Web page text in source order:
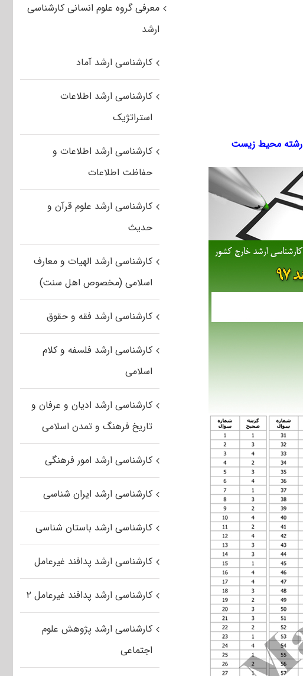
رشته محیط زیست
معرفی گروه علوم انسانی کارشناسی
ارشد
کارشناسی ارشد آماد
کارشناسی ارشد اطلاعات
استراتژیک
کارشناسی ارشد اطلاعات و
حفاظت اطلاعات
کارشناسی ارشد علوم قرآن و
حدیث
کارشناسی ارشد الهیات و معارف
اسلامی (مخصوص اهل سنت)
کارشناسی ارشد فقه و حقوق
کارشناسی ارشد فلسفه و کلام
اسلامی
کارشناسی ارشد ادیان و عرفان و
تاریخ فرهنگ و تمدن اسلامی
کارشناسی ارشد امور فرهنگی
کارشناسی ارشد ایران شناسی
کارشناسی ارشد باستان شناسی
کارشناسی ارشد پدافند غیرعامل
کارشناسی ارشد پدافند غیرعامل ۲
کارشناسی ارشد پژوهش علوم
اجتماعی